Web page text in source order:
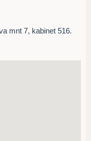
mnt 7, kabinet 516.